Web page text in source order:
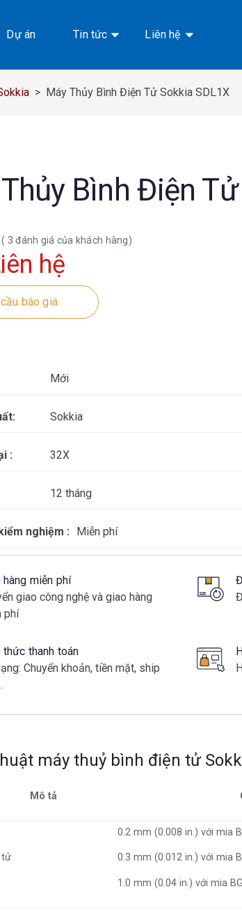
Dự án Tin tức Liên hệ
> Máy Thủy Bình Điện Tử Sokkia SDL1X
Bình Điện
( 3 đánh giá của khách hàng)
hệ
báo giá
Mới
Sokkia
: 32X
12 tháng
nghiệm : Miễn phí
hàng miễn phí
giao công nghệ và giao hàng
phí
thức thanh toán
Chuyển khoản, tiền mặt, ship
máy thuỷ bình điện tử
Mô tả
tử
0.2 mm (0.008 in.) với mia
0.3 mm (0.012 in.) với mia
1.0 mm (0.04 in.) với mia